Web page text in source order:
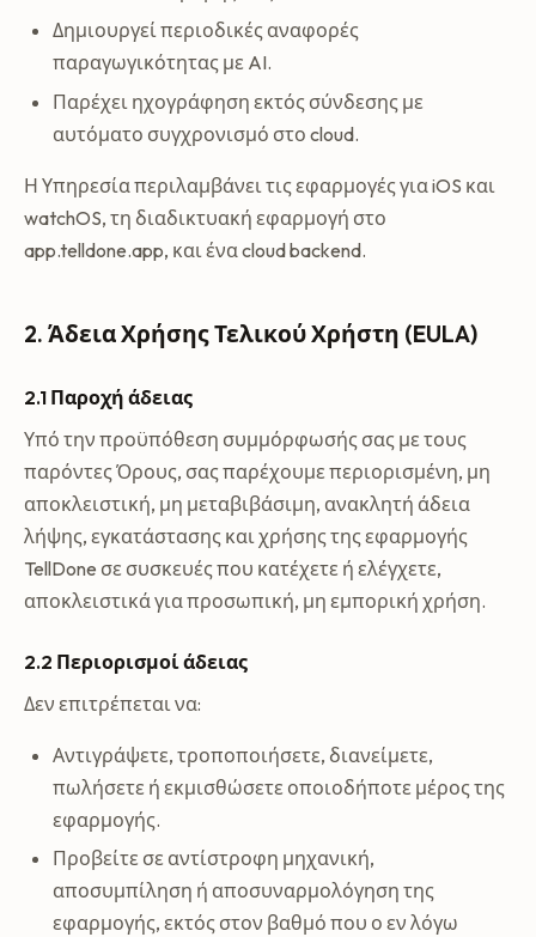
Δημιουργεί περιοδικές αναφορές
παραγωγικότητας με AI.
Παρέχει ηχογράφηση εκτός σύνδεσης με
αυτόματο συγχρονισμό στο cloud.
Η Υπηρεσία περιλαμβάνει τις εφαρμογές για iOS και
watchOS, τη διαδικτυακή εφαρμογή στο
app.telldone.app, και ένα cloud backend.
2. Άδεια Χρήσης Τελικού Χρήστη (EULA)
2.1 Παροχή άδειας
Υπό την προϋπόθεση συμμόρφωσής σας με τους
παρόντες Όρους, σας παρέχουμε περιορισμένη, μη
αποκλειστική, μη μεταβιβάσιμη, ανακλητή άδεια
λήψης, εγκατάστασης και χρήσης της εφαρμογής
TellDone σε συσκευές που κατέχετε ή ελέγχετε,
αποκλειστικά για προσωπική, μη εμπορική χρήση.
2.2 Περιορισμοί άδειας
Δεν επιτρέπεται να:
Αντιγράψετε, τροποποιήσετε, διανείμετε,
πωλήσετε ή εκμισθώσετε οποιοδήποτε μέρος της
εφαρμογής.
Προβείτε σε αντίστροφη μηχανική,
αποσυμπίληση ή αποσυναρμολόγηση της
εφαρμογής, εκτός στον βαθμό που ο εν λόγω